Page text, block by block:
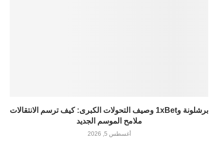
برشلونة و1xBet وصيف التحولات الكبرى: كيف ترسم الانتقالات
ملامح الموسم الجديد
أغسطس 5, 2026